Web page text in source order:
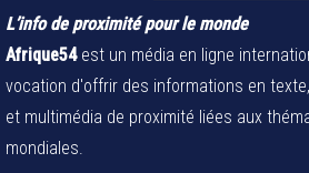
L’info de proximité pour le monde
Afrique54est un média en ligne
vocation d'offrir des informations en
et multimédia de proximité liées aux
mondiales.